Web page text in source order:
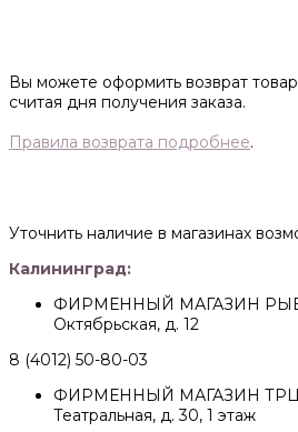
Вы можете оформить возврат
считая дня получения заказа.
Правила возврата подробнее.
Уточнить наличие в магазинах
Калининград:
ФИРМЕННЫЙ МАГАЗИН
Октябрьская, д. 12
8 (4012) 50-80-03
ФИРМЕННЫЙ МАГАЗИН ТРЦ
Театральная, д. 30, 1 этаж